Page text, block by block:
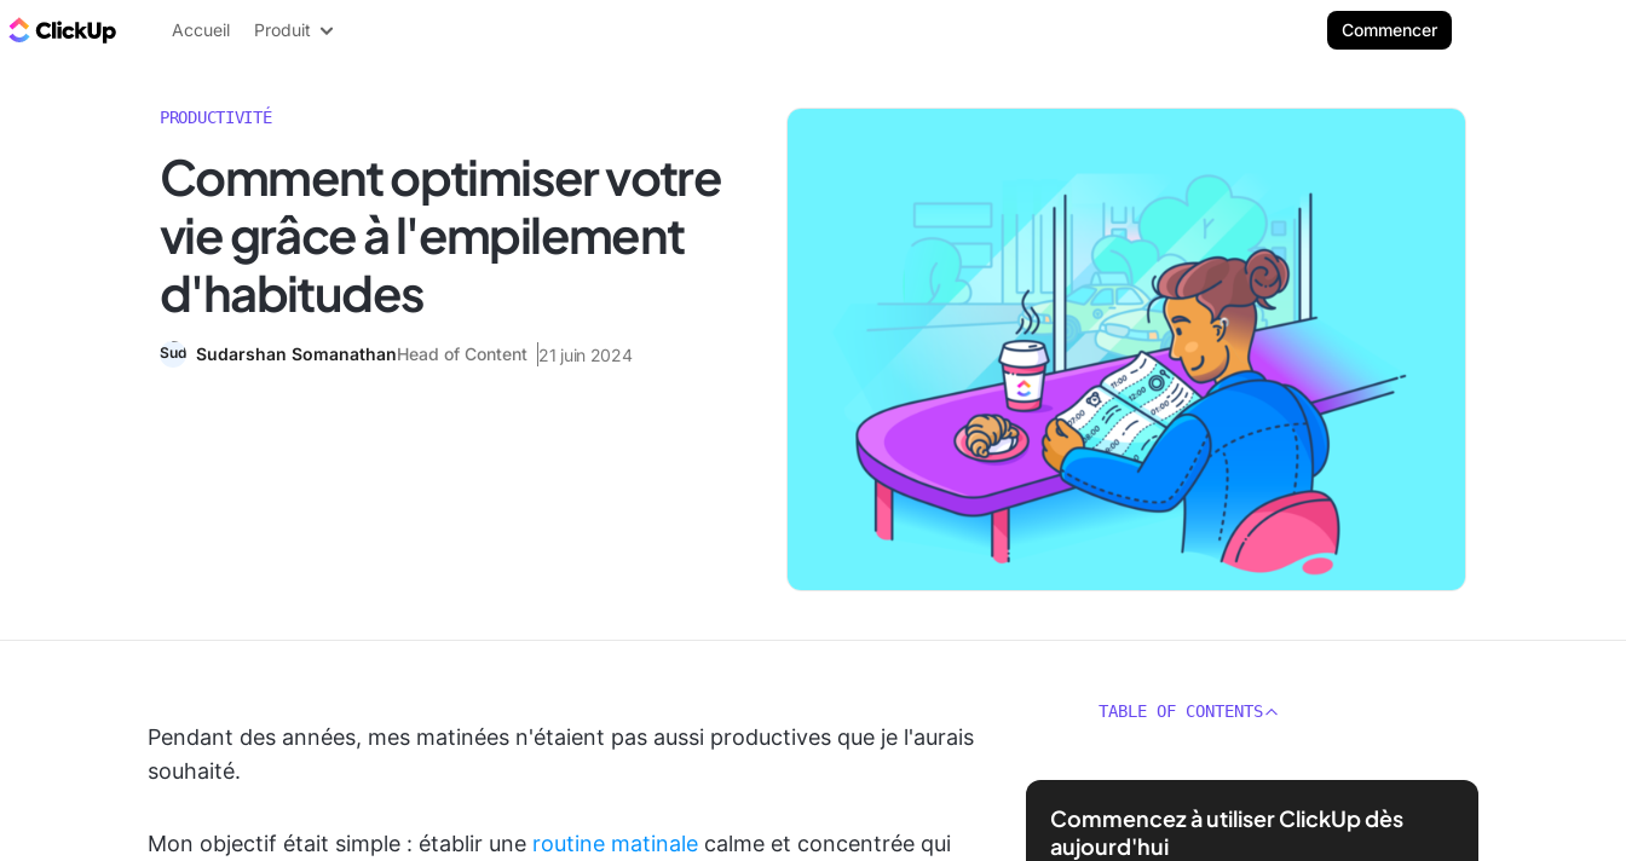
ClickUp Blog
Accueil Produit Commencer
PRODUCTIVITÉ
Comment optimiser votre
vie grâce à l'empilement
d'habitudes
Sudarshan SomanathanHead of Content 21 juin 2024
Pendant des années, mes matinées n'étaient pas aussi productives que je l'aurais
souhaité.
Mon objectif était simple : établir une routine matinale calme et concentrée qui
TABLE OF CONTENTS
Commencez à utiliser ClickUp dès
aujourd'hui